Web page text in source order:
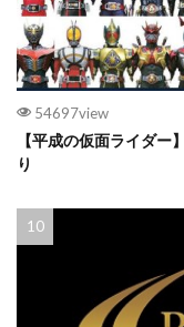
54697view
【平成の仮面ライダ
り